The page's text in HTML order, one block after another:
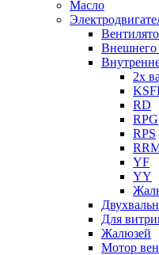
Масло
Внешнего
2х
RD
RPG
RPS
YF
YY
Для
Жалюзей
Мотор